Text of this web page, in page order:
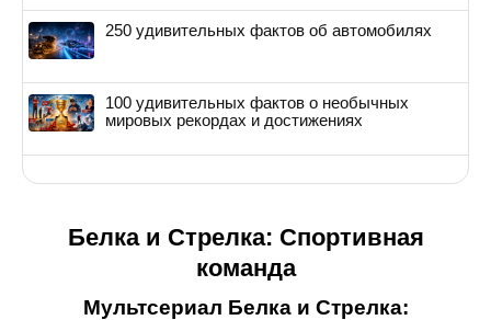
250 удивительных фактов об автомобилях
100 удивительных фактов о необычных
мировых рекордах и достижениях
Белка и Стрелка: Спортивная
команда
Мультсериал Белка и Стрелка: